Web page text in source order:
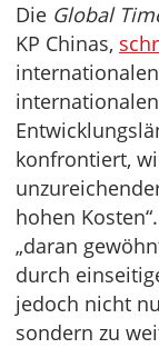
Die Global
KP Chinas,
konfrontiert,
hohen
„daran
durch
jedoch nicht
sondern zu